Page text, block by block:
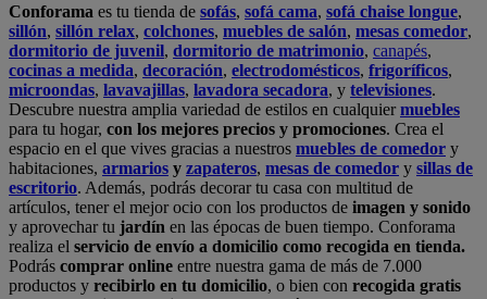
Conforama es tu tienda de sofás, sofá cama, sofá chaise longue,
sillón, sillón relax, colchones, muebles de salón, mesas comedor,
dormitorio de juvenil, dormitorio de matrimonio, canapés,
cocinas a medida, decoración, electrodomésticos, frigoríficos,
microondas, lavavajillas, lavadora secadora, y televisiones.
Descubre nuestra amplia variedad de estilos en cualquiermuebles
para tu hogar, con los mejores precios y promociones. Crea el
espacio en el que vives gracias a nuestros muebles de comedor y
habitaciones, armarios y zapateros, mesas de comedor y sillas de
escritorio. Además, podrás decorar tu casa con multitud de
artículos, tener el mejor ocio con los productos de imagen y sonido
y aprovechar tu jardín en las épocas de buen tiempo. Conforama
realiza el servicio de envío a domicilio como recogida en tienda.
Podrás comprar online entre nuestra gama de más de 7.000
productos y recibirlo en tu domicilio, o bien con recogida gratis